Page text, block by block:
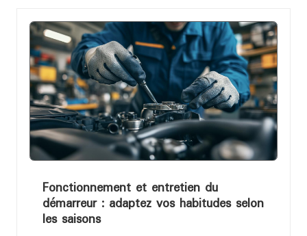
Fonctionnement et entretien du
démarreur : adaptez vos habitudes selon
les saisons